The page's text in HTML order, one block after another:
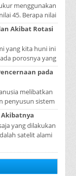
menggunakan
45. Berapa nilai
Reamur, ...
Akibat Rotasi
yang kita huni ini
porosnya yang
diperlukan...
pada
melibatkan
penyusun sistem
Organ penyusun
yang dilakukan
satelit alami
...